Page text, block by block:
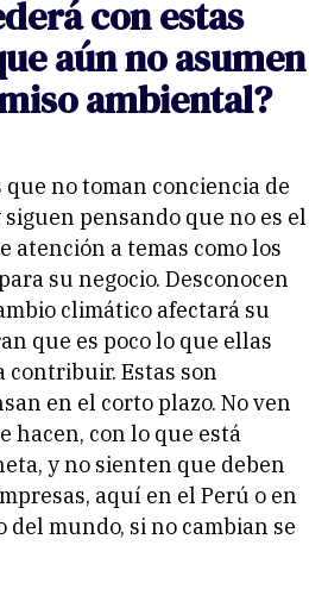
con estas
aún no asumen
ambiental?
no toman conciencia de
pensando que no es el
atención a temas como los
su negocio. Desconocen
climático afectará su
que es poco lo que ellas
contribuir. Estas son
en el corto plazo. No ven
hacen, con lo que está
y no sienten que deben
aquí en el Perú o en
mundo, si no cambian se